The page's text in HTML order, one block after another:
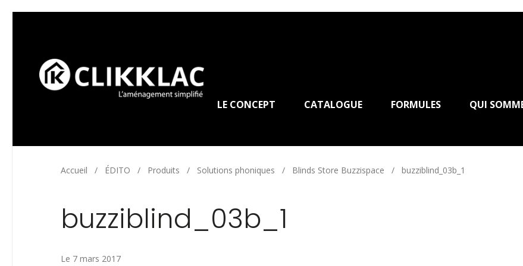
LE CONCEPT CATALOGUE FORMULES QUI
Accueil / ÉDITO / Produits / Solutions phoniques / Blinds Store Buzzispace / buzziblind_03b_1
buzziblind_03b_1
Le 7 mars 2017